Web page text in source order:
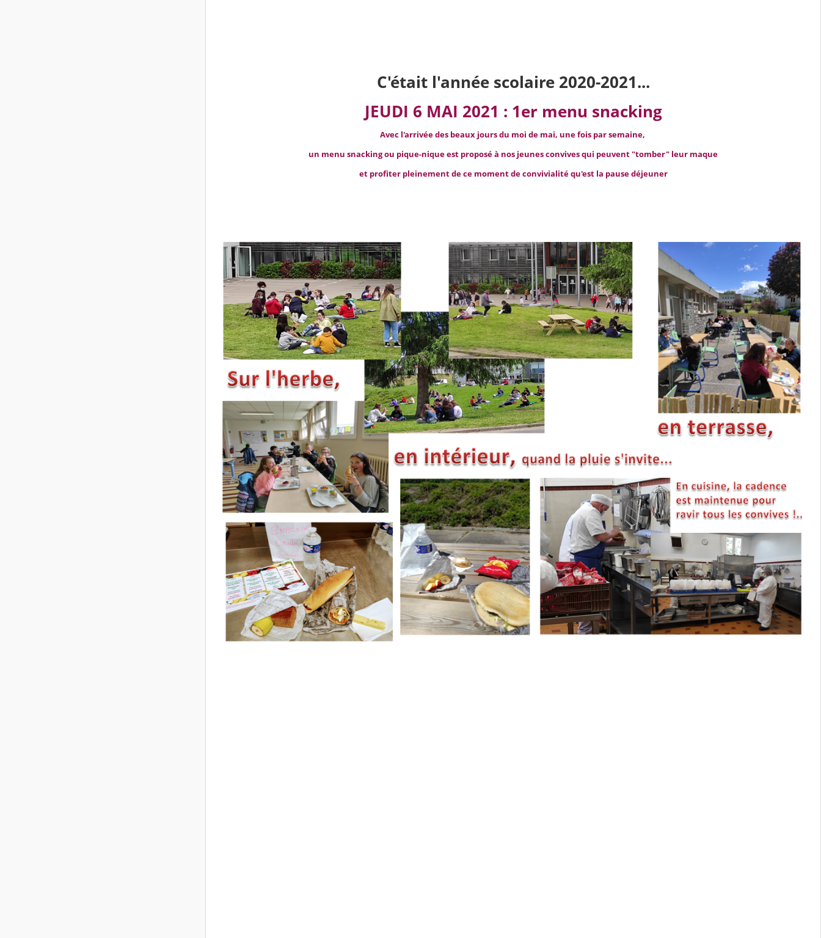
C'était l'année scolaire 2020-2021...
JEUDI 6 MAI 2021 : 1er menu snacking
Avec l'arrivée des beaux jours du moi de mai, une fois par semaine,
un menu snacking ou pique-nique est proposé à nos jeunes convives qui peuvent "tomber" leur maque
et profiter pleinement de ce moment de convivialité qu'est la pause déjeuner